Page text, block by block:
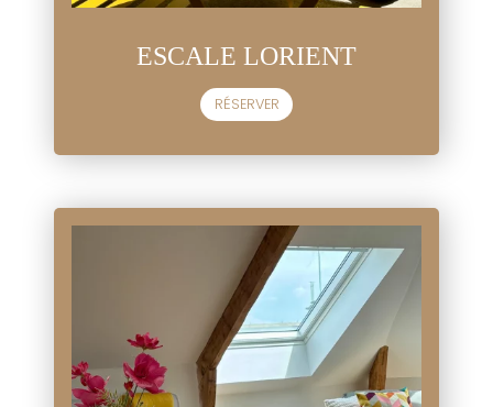
ESCALE LORIENT
RÉSERVER